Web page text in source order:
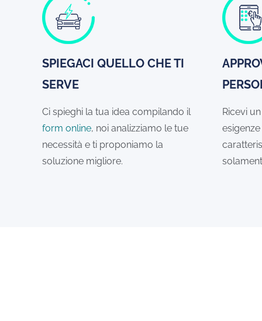
SPIEGACI QUELLO CHE TI
SERVE
Ci spieghi la tua idea compilando il
form online, noi analizziamo le tue
necessità e ti proponiamo la
soluzione migliore.
Ricevi